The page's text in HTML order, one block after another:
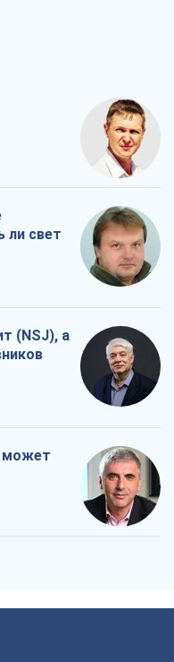
ли свет
(NSJ), а
может